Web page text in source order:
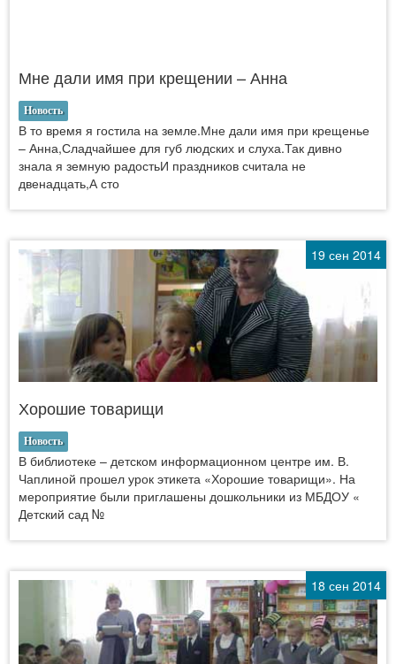
Мне дали имя при крещении – Анна
Новость
В то время я гостила на земле.Мне дали имя при крещенье
– Анна,Сладчайшее для губ людских и слуха.Так дивно
знала я земную радостьИ праздников считала не
двенадцать,А сто
19 сен 2014
Хорошие товарищи
Новость
В библиотеке – детском информационном центре им. В.
Чаплиной прошел урок этикета «Хорошие товарищи». На
мероприятие были приглашены дошкольники из МБДОУ «
Детский сад №
18 сен 2014